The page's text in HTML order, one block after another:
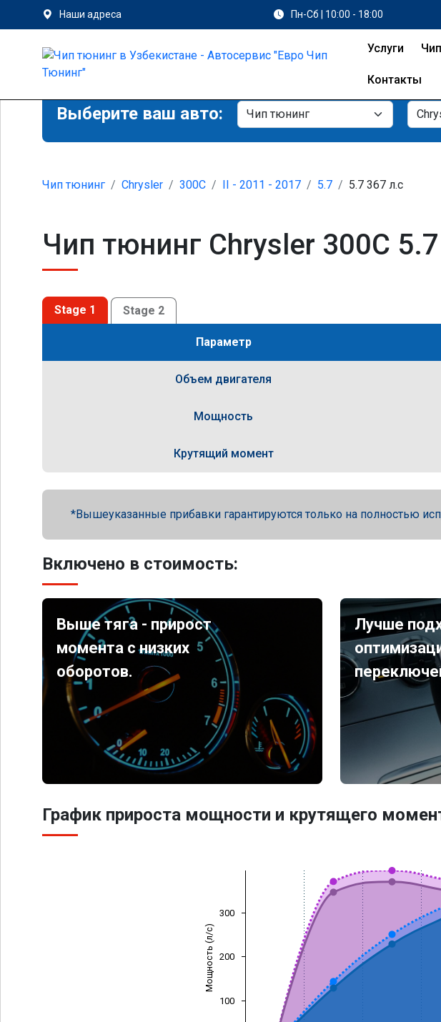
Наши адреса Пн-Сб | 10:00 - 18:00
Услуги
Контакты
Выберите ваш авто:
Чип тюнинг Chrysler 300C II - 2011 - 2017 5.7 5.7 367 л.с
Чип тюнинг Chrysler 300C
Stage 1 Stage 2
Параметр
Объем двигателя
Мощность
Крутящий момент
Вышеуказанные прибавки гарантируются только на полностью
Включено в стоимость:
Выше тяга - прирост
момента с низких
оборотов.
Лучше
График прироста мощности и крутящего
Мощность (л/с)
100
200
300